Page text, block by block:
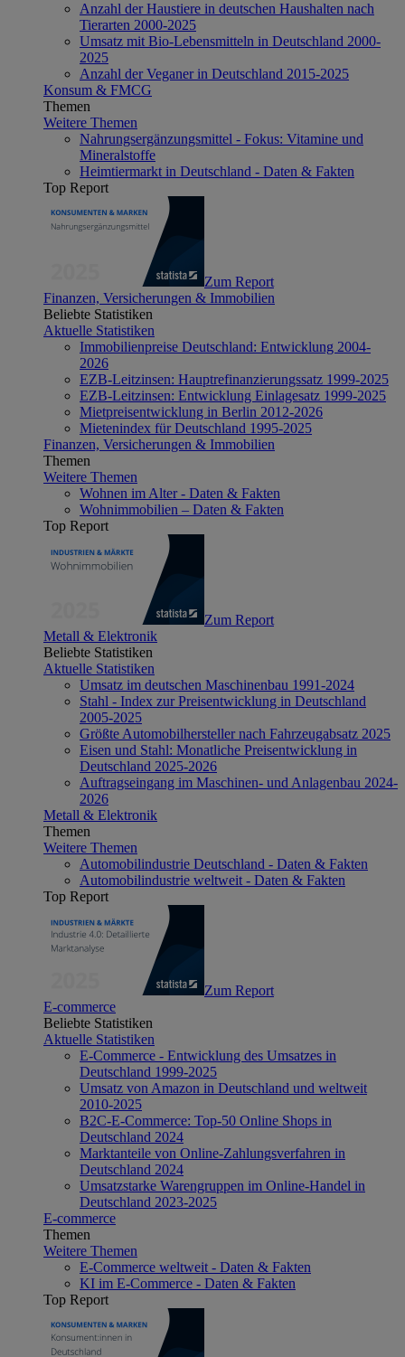
Anzahl der Haustiere in deutschen Haushalten nach
Tierarten 2000-2025
Umsatz mit Bio-Lebensmitteln in Deutschland 2000-
2025
Anzahl der Veganer in Deutschland 2015-2025
Konsum & FMCG
Themen
Weitere Themen
Nahrungsergänzungsmittel - Fokus: Vitamine und
Mineralstoffe
Heimtiermarkt in Deutschland - Daten & Fakten
Top Report
Zum Report
Finanzen, Versicherungen & Immobilien
Beliebte Statistiken
Aktuelle Statistiken
Immobilienpreise Deutschland: Entwicklung 2004-
2026
EZB-Leitzinsen: Hauptrefinanzierungssatz 1999-2025
EZB-Leitzinsen: Entwicklung Einlagesatz 1999-2025
Mietpreisentwicklung in Berlin 2012-2026
Mietenindex für Deutschland 1995-2025
Finanzen, Versicherungen & Immobilien
Themen
Weitere Themen
Wohnen im Alter - Daten & Fakten
Wohnimmobilien – Daten & Fakten
Top Report
Zum Report
Metall & Elektronik
Beliebte Statistiken
Aktuelle Statistiken
Umsatz im deutschen Maschinenbau 1991-2024
Stahl - Index zur Preisentwicklung in Deutschland
2005-2025
Größte Automobilhersteller nach Fahrzeugabsatz 2025
Eisen und Stahl: Monatliche Preisentwicklung in
Deutschland 2025-2026
Auftragseingang im Maschinen- und Anlagenbau 2024-
2026
Metall & Elektronik
Themen
Weitere Themen
Automobilindustrie Deutschland - Daten & Fakten
Automobilindustrie weltweit - Daten & Fakten
Top Report
Zum Report
E-commerce
Beliebte Statistiken
Aktuelle Statistiken
E-Commerce - Entwicklung des Umsatzes in
Deutschland 1999-2025
Umsatz von Amazon in Deutschland und weltweit
2010-2025
B2C-E-Commerce: Top-50 Online Shops in
Deutschland 2024
Marktanteile von Online-Zahlungsverfahren in
Deutschland 2024
Umsatzstarke Warengruppen im Online-Handel in
Deutschland 2023-2025
E-commerce
Themen
Weitere Themen
E-Commerce weltweit - Daten & Fakten
KI im E-Commerce - Daten & Fakten
Top Report